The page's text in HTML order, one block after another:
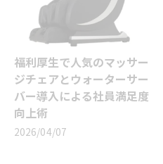
福利厚生で人気のマッサー
ジチェアとウォーターサー
バー導入による社員満足度
向上術
2026/04/07